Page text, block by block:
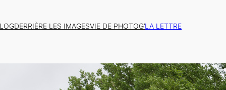
DERRIÈRE LES IMAGESVIE DE PHOTOG’LA LETTRE